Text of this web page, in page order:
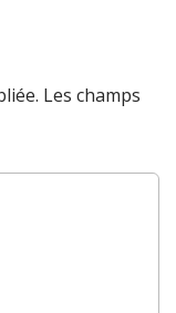
Les champs